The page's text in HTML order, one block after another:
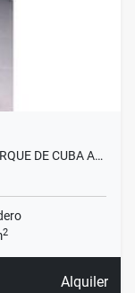
DE CUBA A…
2
Alquiler